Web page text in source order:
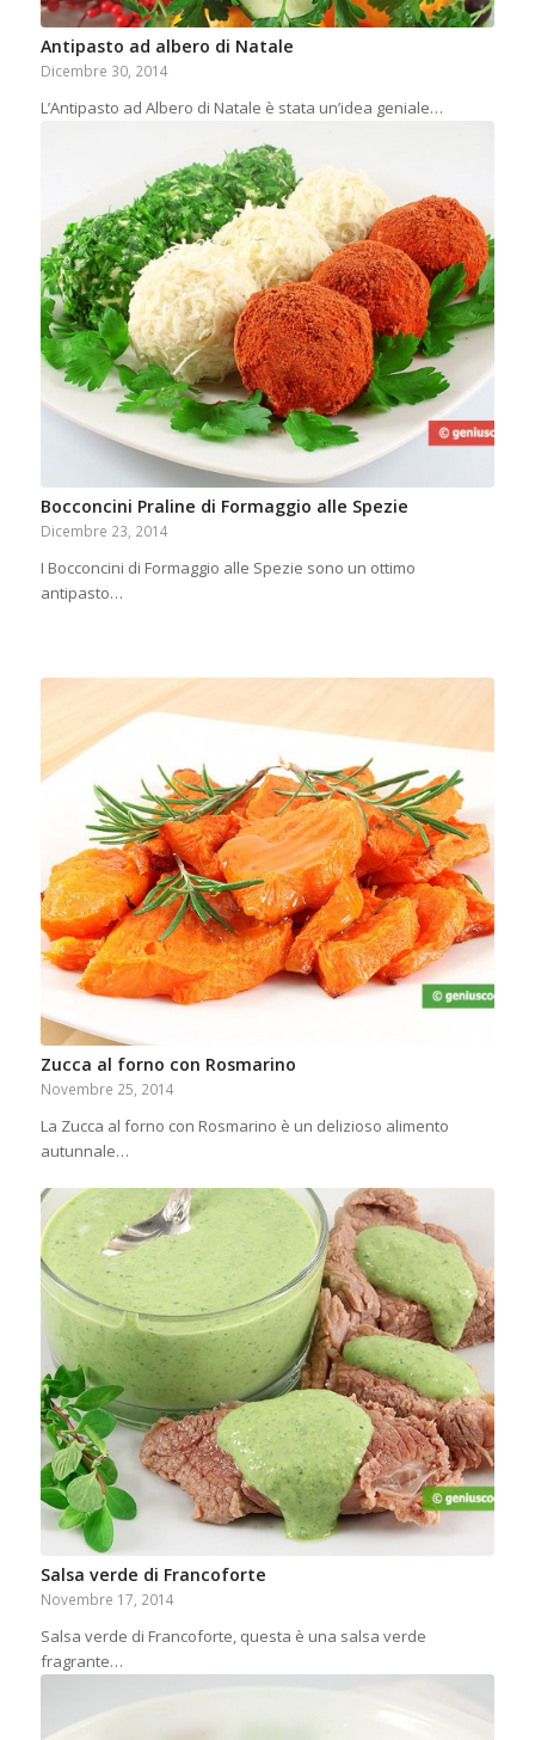
Antipasto ad albero di Natale
Dicembre 30, 2014
L’Antipasto ad Albero di Natale è stata un’idea geniale…
Bocconcini Praline di Formaggio alle Spezie
Dicembre 23, 2014
I Bocconcini di Formaggio alle Spezie sono un ottimo
antipasto…
Zucca al forno con Rosmarino
Novembre 25, 2014
La Zucca al forno con Rosmarino è un delizioso alimento
autunnale…
Salsa verde di Francoforte
Novembre 17, 2014
Salsa verde di Francoforte, questa è una salsa verde
fragrante…